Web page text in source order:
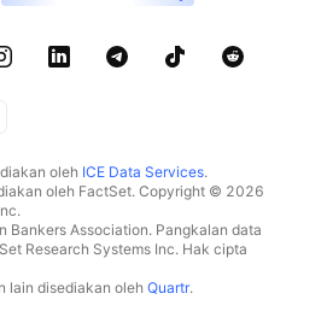
oleh ICE Data Services.
oleh FactSet. Copyright © 2026
Association. Pangkalan data
Research Systems Inc. Hak cipta
lain disediakan oleh Quartr.